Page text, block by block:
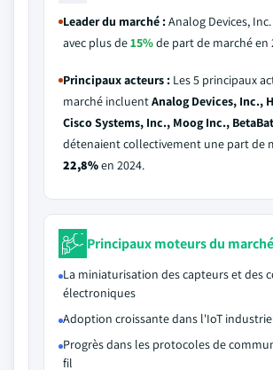
Leader du marché :Analog Devices,
avec plus de15%de part de marché en
Principaux acteurs : Les 5 principaux
marché incluentAnalog Devices, Inc.,
Cisco Systems, Inc., Moog Inc.,
détenaient collectivement une part de
22,8%en 2024.
Principaux moteurs du marché
La miniaturisation des capteurs et des
électroniques
Adoption croissante dans l'IoT
Progrès dans les protocoles de
fil